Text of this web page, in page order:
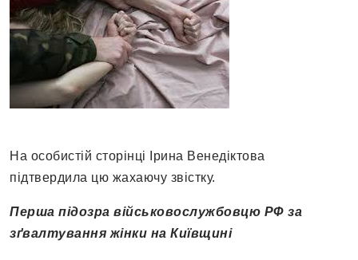
На особистій сторінці Ірина Венедіктова
підтвердила цю жахаючу звістку.
Перша підозра військовослужбовцю РФ за
зґвалтування жінки на Київщині